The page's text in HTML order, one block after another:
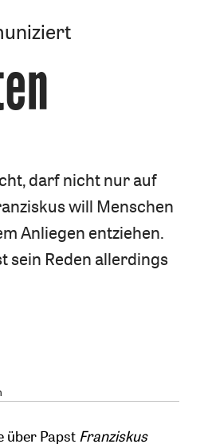
darf nicht nur auf
will Menschen
Anliegen entziehen.
sein Reden allerdings
über Papst Franziskus